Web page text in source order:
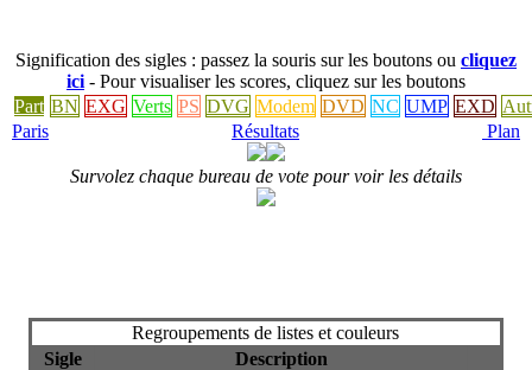
Signification des sigles : passez la souris sur les boutons ou cliquez
ici - Pour visualiser les scores, cliquez sur les boutons
Part BN EXG Verts PS DVG Modem DVD NC UMP EXD
Paris
Résultats Plan
Survolez chaque bureau de vote pour voir les détails
Regroupements de listes et couleurs
Sigle
Description